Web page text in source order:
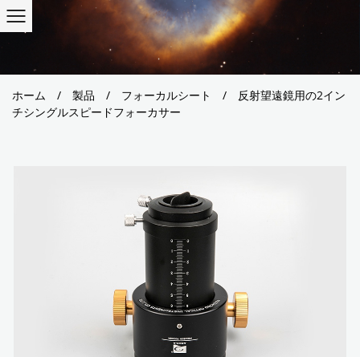
ホーム / 製品 / フォーカルシート /
反射望遠鏡用の2イン
チシングルスピードフォーカサー